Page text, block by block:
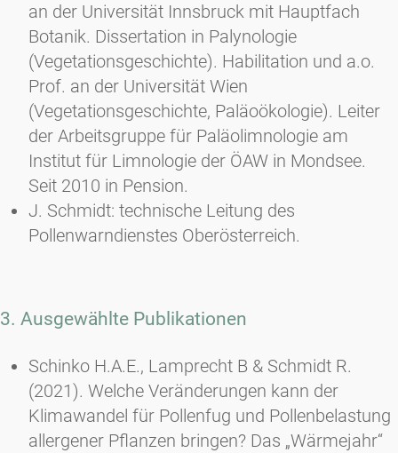
an der Universität Innsbruck mit Hauptfach
Botanik. Dissertation in Palynologie
(Vegetationsgeschichte). Habilitation und a.o.
Prof. an der Universität Wien
(Vegetationsgeschichte, Paläoökologie). Leiter
der Arbeitsgruppe für Paläolimnologie am
Institut für Limnologie der ÖAW in Mondsee.
Seit 2010 in Pension.
J. Schmidt: technische Leitung des
Pollenwarndienstes Oberösterreich.
3. Ausgewählte Publikationen
Schinko H.A.E., Lamprecht B & Schmidt R.
(2021). Welche Veränderungen kann der
Klimawandel für Pollenfug und Pollenbelastung
allergener Pflanzen bringen? Das „Wärmejahr“